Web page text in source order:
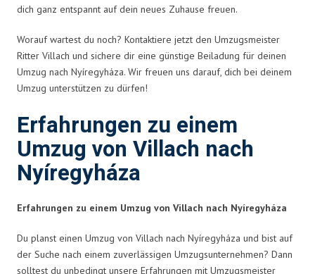
dich ganz entspannt auf dein neues Zuhause freuen.
Worauf wartest du noch? Kontaktiere jetzt den Umzugsmeister
Ritter Villach und sichere dir eine günstige Beiladung für deinen
Umzug nach Nyíregyháza. Wir freuen uns darauf, dich bei deinem
Umzug unterstützen zu dürfen!
Erfahrungen zu einem
Umzug von Villach nach
Nyíregyháza
Erfahrungen zu einem Umzug von Villach nach Nyíregyháza
Du planst einen Umzug von Villach nach Nyíregyháza und bist auf
der Suche nach einem zuverlässigen Umzugsunternehmen? Dann
solltest du unbedingt unsere Erfahrungen mit Umzugsmeister